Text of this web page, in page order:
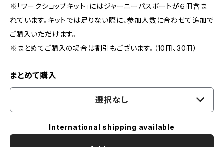
※「ワークショップキット」にはジャーニーパスポートが６冊含ま
れています。キットでは足りない際に、参加人数に合わせて追加で
ご購入いただけます。
※まとめてご購入の場合は割引もございます。（10冊、30冊）
まとめて購入
選択なし
International shipping available